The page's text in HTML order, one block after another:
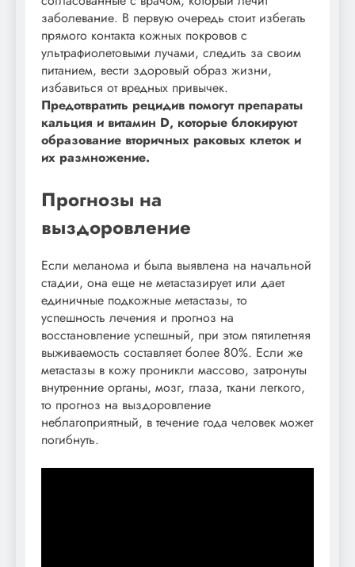
заболевание. В первую очередь стоит избегать
прямого контакта кожных покровов с
ультрафиолетовыми лучами, следить за своим
питанием, вести здоровый образ жизни,
избавиться от вредных привычек.
Предотвратить рецидив помогут препараты
кальция и витамин D, которые блокируют
образование вторичных раковых клеток и
их размножение.
Прогнозы на
выздоровление
Если меланома и была выявлена на начальной
стадии, она еще не метастазирует или дает
единичные подкожные метастазы, то
успешность лечения и прогноз на
восстановление успешный, при этом пятилетняя
выживаемость составляет более 80%. Если же
метастазы в кожу проникли массово, затронуты
внутренние органы, мозг, глаза, ткани легкого,
то прогноз на выздоровление
неблагоприятный, в течение года человек может
погибнуть.